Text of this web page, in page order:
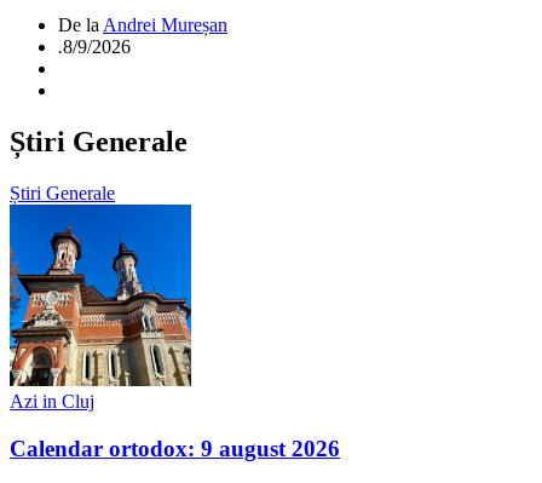
De la Andrei Mureșan
.8/9/2026
Știri Generale
Știri Generale
Azi in Cluj
Calendar ortodox: 9 august 2026